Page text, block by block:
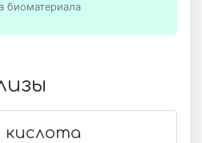
биоматериала
кислота